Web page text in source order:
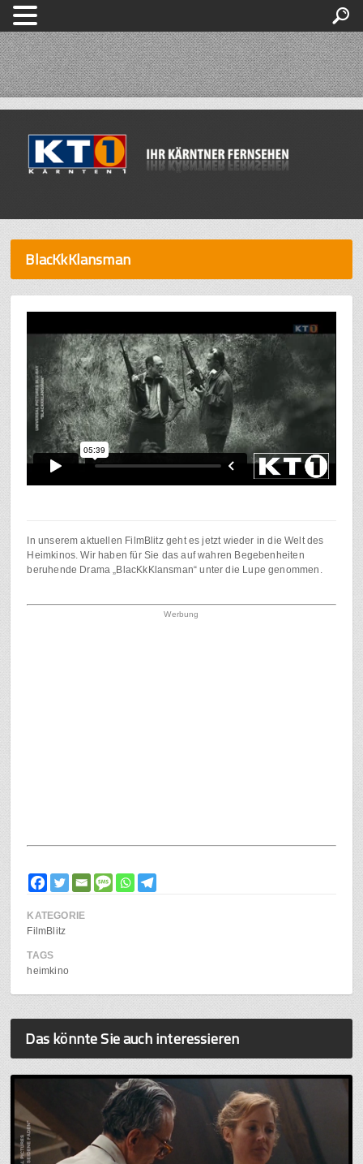
BlacKkKlansman
In unserem aktuellen FilmBlitz geht es jetzt wieder in die Welt des
Heimkinos. Wir haben für Sie das auf wahren Begebenheiten
beruhende Drama „BlacKkKlansman“ unter die Lupe genommen.
Werbung
KATEGORIE
FilmBlitz
TAGS
heimkino
Das könnte Sie auch interessieren